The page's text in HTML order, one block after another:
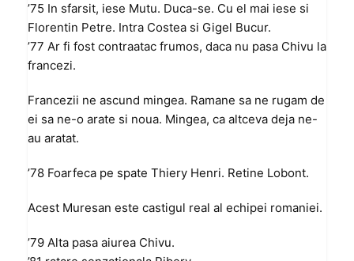
’75 In sfarsit, iese Mutu. Duca-se. Cu el mai iese si
Florentin Petre. Intra Costea si Gigel Bucur.
’77 Ar fi fost contraatac frumos, daca nu pasa Chivu la
francezi.
Francezii ne ascund mingea. Ramane sa ne rugam de
ei sa ne-o arate si noua. Mingea, ca altceva deja ne-
au aratat.
’78 Foarfeca pe spate Thiery Henri. Retine Lobont.
Acest Muresan este castigul real al echipei romaniei.
’79 Alta pasa aiurea Chivu.